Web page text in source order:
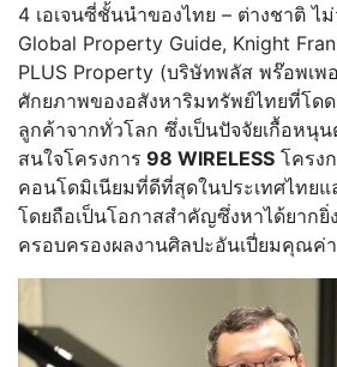
4 เอเจนซี่ชั้นนำของไทย – ต่างชาติ ไ
Global Property Guide, Knight
PLUS Property (บริษัทพลัส พร๊อพเพ
ศักยภาพของอสังหาริมทรัพย์ไทยที่โด
ลูกค้าจากทั่วโลก ซึ่งเป็นปัจจัยเกื้อหนุ
สนใจโครงการ 98 WIRELESS โครง
คอนโดมิเนียมที่ดีที่สุดในประเทศไทยแ
โดยถือเป็นโอกาสสำคัญซึ่งหาได้ยากยิ่
ครอบครองผลงานศิลปะอันเปี่ยมคุณค่า